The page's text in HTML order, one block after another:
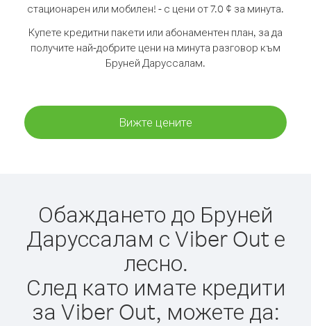
стационарен или мобилен! - с цени от 7.0 ¢ за минута.
Купете кредитни пакети или абонаментен план, за да
получите най-добрите цени на минута разговор към
Бруней Даруссалам.
Вижте цените
Обаждането до Бруней
Даруссалам с Viber Out е
лесно.
След като имате кредити
за Viber Out, можете да: